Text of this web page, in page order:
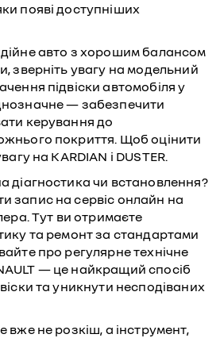
появі доступніших
авто з хорошим балансом
зверніть увагу на модельний
підвіски автомобіля у
— забезпечити
керування до
покриття. Щоб оцінити
на KARDIAN і DUSTER.
діагностика чи встановлення?
запис на сервіс онлайн на
Тут ви отримаєте
та ремонт за стандартами
про регулярнетехнічне
— це найкращий спосіб
та уникнути несподіваних
вже не розкіш, а інструмент,